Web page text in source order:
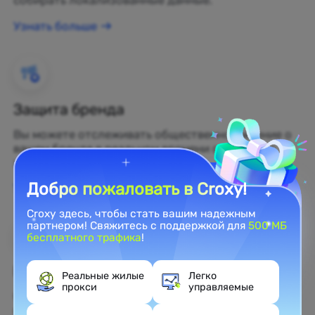
Узнать больше
Защита бренда
Вы можете отслеживать общественное мнение о
вашем бренде в реальном времени с помощью
жилых прокси.
Узнать больше
Веб-скрейпинг
Собирайте нераскрытые данные и превращайте
их в прибыльные бизнес-решения.
Добро пожаловать в Croxy!
Croxy здесь, чтобы стать вашим надежным
партнером! Свяжитесь с поддержкой для500 МБ
бесплатного трафика!
Реальные жилые
прокси
Легко
управляемые